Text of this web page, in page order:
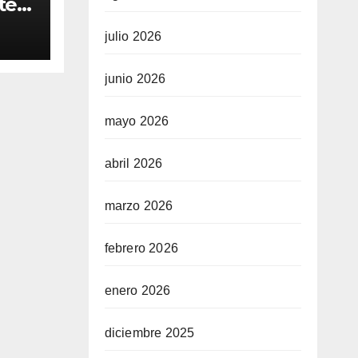
julio 2026
junio 2026
mayo 2026
abril 2026
marzo 2026
febrero 2026
enero 2026
diciembre 2025